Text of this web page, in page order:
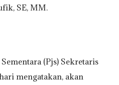
SE, MM.
(Pjs) Sekretaris
mengatakan, akan